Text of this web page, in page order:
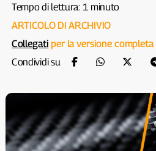
Tempo di lettura: 1 minuto
ARTICOLO DI ARCHIVIO
Collegati per la versione completa
Condividi su